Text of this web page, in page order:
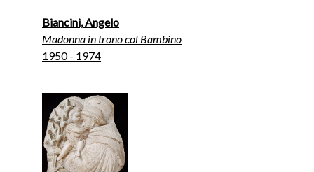
Biancini, Angelo
Madonna in trono col Bambino
1950 - 1974